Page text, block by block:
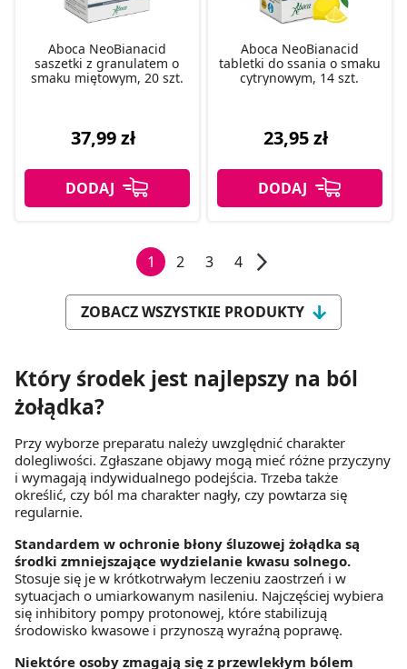
Aboca NeoBianacid
saszetki z granulatem o
smaku miętowym, 20 szt.
37,99 zł
Aboca NeoBianacid
tabletki do ssania o smaku
cytrynowym, 14 szt.
23,95 zł
1 2 3 4
ZOBACZ WSZYSTKIE PRODUKTY
Który środek jest najlepszy na ból
żołądka?
Przy wyborze preparatu należy uwzględnić charakter
dolegliwości. Zgłaszane objawy mogą mieć różne przyczyny
i wymagają indywidualnego podejścia. Trzeba także
określić, czy ból ma charakter nagły, czy powtarza się
regularnie.
Standardem w ochronie błony śluzowej żołądka są
środki zmniejszające wydzielanie kwasu solnego.
Stosuje się je w krótkotrwałym leczeniu zaostrzeń i w
sytuacjach o umiarkowanym nasileniu. Najczęściej wybiera
się inhibitory pompy protonowej, które stabilizują
środowisko kwasowe i przynoszą wyraźną poprawę.
Niektóre osoby zmagają się z przewlekłym bólem